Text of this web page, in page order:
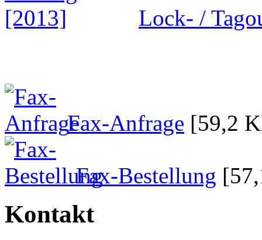
Lock- /
Fax-Anfrage [59,2
Fax-Bestellung
Kontakt